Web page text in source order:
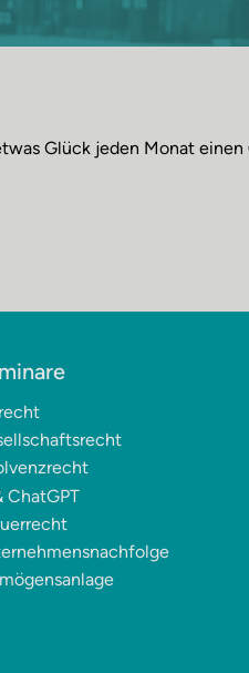
Glück jeden Monat einen
ChatGPT